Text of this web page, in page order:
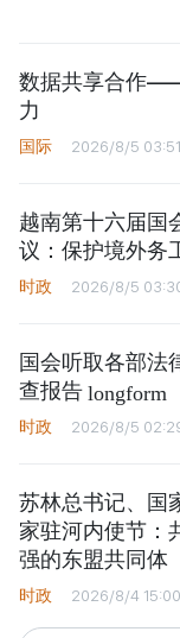
数据共享合作
力
国际 2026/8/5
越南第十六届国
议：保护境外务
时政 2026/8/5
国会听取各部法
查报告 longform
时政 2026/8/5
苏林总书记、国
家驻河内使节：
强的东盟共同体
时政 2026/8/4